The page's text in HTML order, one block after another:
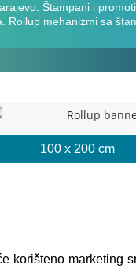
Štampani i
Rollup mehanizmi sa
100 x 200 cm
korišteno marketing